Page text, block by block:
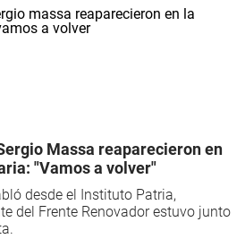
Massa reaparecieron en
"Vamos a volver"
desde el Instituto Patria,
del Frente Renovador estuvo junto